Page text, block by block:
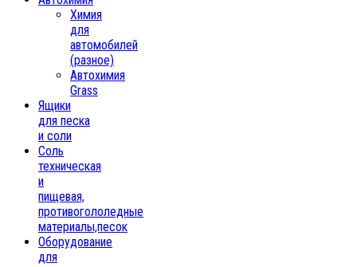
Химия
для
автомобилей
(разное)
Автохимия
Grass
Ящики
для песка
и соли
Соль
техническая
и
пищевая,
противогололедные
материалы,песок
Oборудование
для